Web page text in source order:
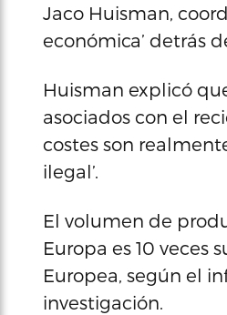
Jaco Huisman,
económica’ detrás
Huisman explicó
asociados con el
costes son
ilegal’.
El volumen de
Europa es 10 veces
Europea, según el
investigación.